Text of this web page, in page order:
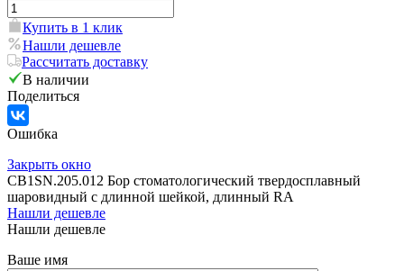
Купить в 1 клик
Нашли дешевле
Рассчитать доставку
В наличии
Поделиться
Ошибка
Закрыть окно
CB1SN.205.012 Бор стоматологический твердосплавный
шаровидный с длинной шейкой, длинный RA
Нашли дешевле
Нашли дешевле
Ваше имя